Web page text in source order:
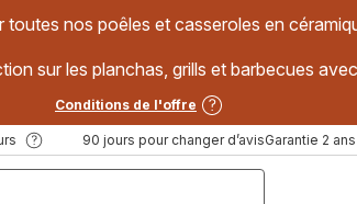
nos poêles et casseroles en
sur les planchas, grills et barbecues
Conditions de l'offre
90 jours pour changer d’avisGarantie 2